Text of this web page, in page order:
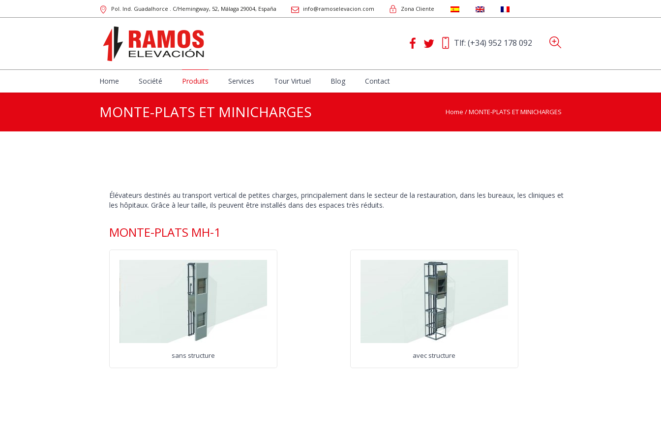
Pol. Ind. Guadalhorce . C/Hemingway, 52, Málaga 29004, España info@ramoselevacion.com Zona Cliente
Tlf: (+34) 952 178 092
Home Société Produits Services Tour Virtuel Blog Contact
MONTE-PLATS ET MINICHARGES Home /MONTE-PLATS ET MINICHARGES
Élévateurs destinés au transport vertical de petites charges, principalement dans le secteur de la restauration, dans les bureaux, les cliniques et
les hôpitaux. Grâce à leur taille, ils peuvent être installés dans des espaces très réduits.
MONTE-PLATS MH-1
sans structure avec structure